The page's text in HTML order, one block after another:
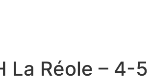
La Réole – 4-